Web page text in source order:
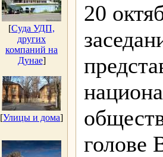
[Суда УДП,
других
компаний на
Дунае]
[Улицы и дома]
20
голове